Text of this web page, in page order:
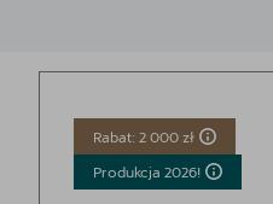
Rabat: 2 000 zł
Produkcja 2026!